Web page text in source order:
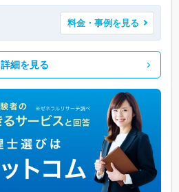
料金・事例を見る
詳細を見る